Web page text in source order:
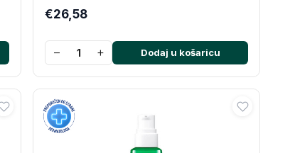
€26,58
− + Dodaj u košaricu